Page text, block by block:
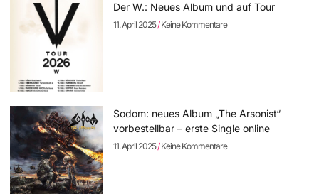
Der W.: Neues Album und auf Tour
11. April 2025 Keine Kommentare
Sodom: neues Album „The Arsonist“
vorbestellbar – erste Single online
11. April 2025 Keine Kommentare